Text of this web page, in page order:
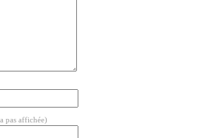
pas affichée)